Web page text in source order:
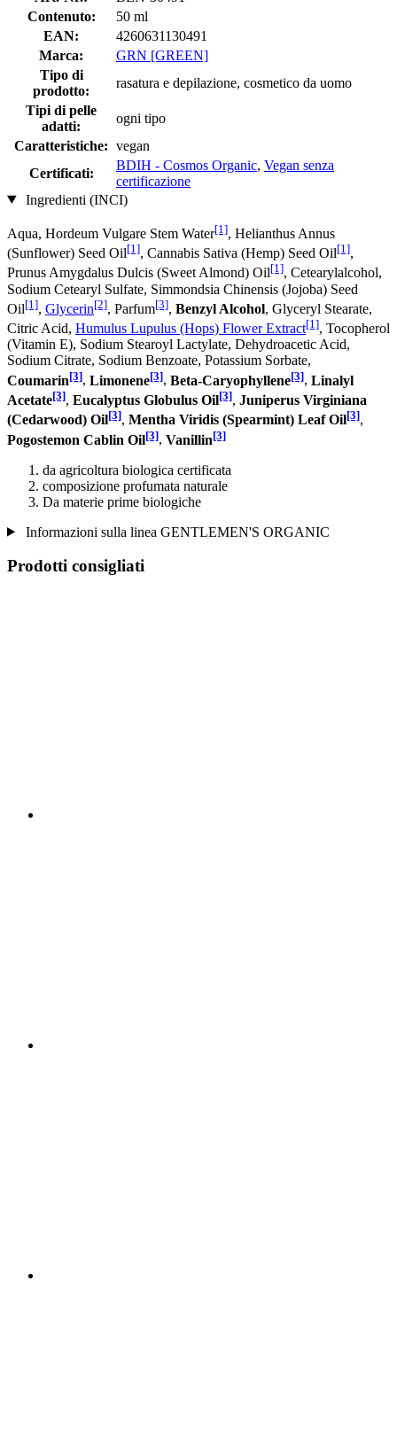
Contenuto:
50 ml
EAN:
4260631130491
Marca:
GRN [GREEN]
Tipo di
prodotto:
rasatura e depilazione, cosmetico da uomo
Tipi di pelle
adatti:
ogni tipo
Caratteristiche: vegan
Certificati:
BDIH - Cosmos Organic, Vegan senza
certificazione
Ingredienti (INCI)
Aqua, Hordeum Vulgare Stem Water[1], Helianthus Annus
(Sunflower) Seed Oil[1], Cannabis Sativa (Hemp) Seed Oil[1],
Prunus Amygdalus Dulcis (Sweet Almond) Oil[1], Cetearylalcohol,
Sodium Cetearyl Sulfate, Simmondsia Chinensis (Jojoba) Seed
Oil[1], Glycerin[2], Parfum[3], Benzyl Alcohol, Glyceryl Stearate,
Citric Acid, Humulus Lupulus (Hops) Flower Extract[1], Tocopherol
(Vitamin E), Sodium Stearoyl Lactylate, Dehydroacetic Acid,
Sodium Citrate, Sodium Benzoate, Potassium Sorbate,
Coumarin[3], Limonene[3], Beta-Caryophyllene[3], Linalyl
Acetate[3], Eucalyptus Globulus Oil[3], Juniperus Virginiana
(Cedarwood) Oil[3], Mentha Viridis (Spearmint) Leaf Oil[3],
Pogostemon Cablin Oil[3], Vanillin[3]
da agricoltura biologica certificata
composizione profumata naturale
Da materie prime biologiche
Informazioni sulla linea GENTLEMEN'S ORGANIC
Prodotti consigliati